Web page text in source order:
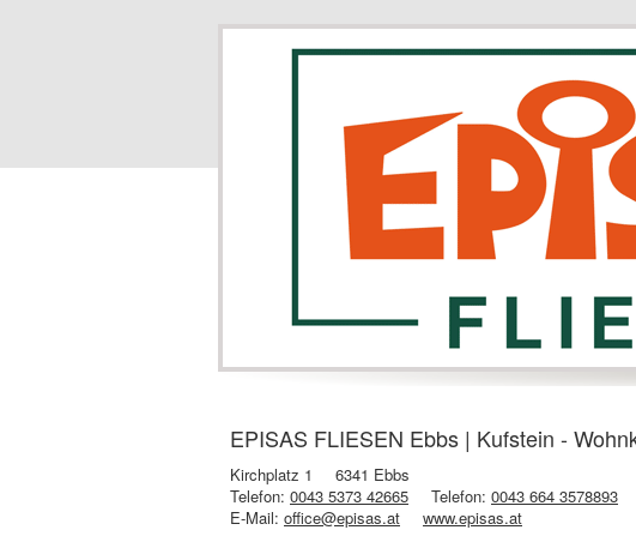
EPISAS FLIESEN Ebbs | Kufstein -
Kirchplatz 1
6341 Ebbs
Telefon: 0043 5373 42665 Telefon: 0043 664 3578893
E-Mail: office@episas.at
www.episas.at